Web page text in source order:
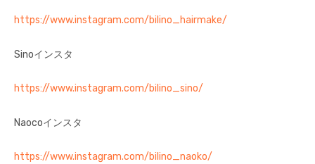
https://www.instagram.com/bilino_hairmake/
Sinoインスタ
https://www.instagram.com/bilino_sino/
Naocoインスタ
https://www.instagram.com/bilino_naoko/